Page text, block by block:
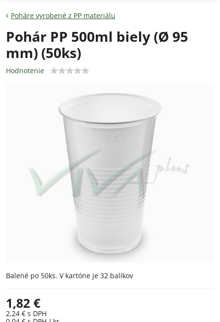
Poháre vyrobené z PP materiálu
Pohár PP 500ml biely (Ø 95
mm) (50ks)
Hodnotenie
Balené po 50ks. V kartóne je 32 balíkov
1,82 €
2,24 € s DPH